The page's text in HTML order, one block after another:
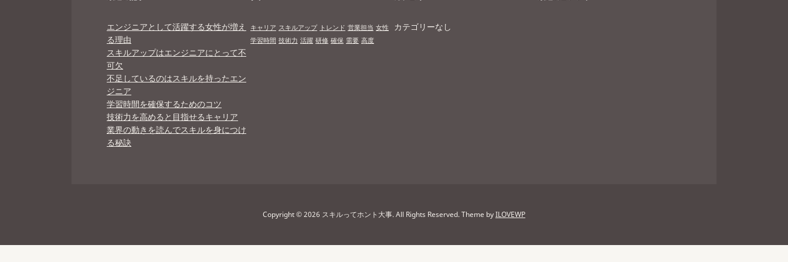
エンジニアとして活躍する女性が増え
る理由
スキルアップはエンジニアにとって不
可欠
不足しているのはスキルを持ったエン
ジニア
学習時間を確保するためのコツ
技術力を高めると目指せるキャリア
業界の動きを読んでスキルを身につけ
る秘訣
キャリア スキルアップ トレンド 営業担当 女性
学習時間 技術力 活躍 研修 確保 需要 高度
カテゴリーなし
Copyright © 2026 スキルってホント大事. All Rights Reserved.Theme byILOVEWP